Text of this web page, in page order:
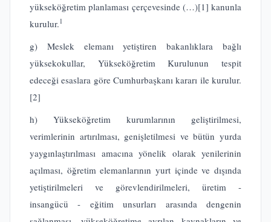
yükseköğretim planlaması çerçevesinde (…)[1] kanunla
kurulur.1
g) Meslek elemanı yetiştiren bakanlıklara bağlı
yüksekokullar, Yükseköğretim Kurulunun tespit
edeceği esaslara göre Cumhurbaşkanı kararı ile kurulur.
[2]
h) Yükseköğretim kurumlarının geliştirilmesi,
verimlerinin artırılması, genişletilmesi ve bütün yurda
yaygınlaştırılması amacına yönelik olarak yenilerinin
açılması, öğretim elemanlarının yurt içinde ve dışında
yetiştirilmeleri ve görevlendirilmeleri, üretim -
insangücü - eğitim unsurları arasında dengenin